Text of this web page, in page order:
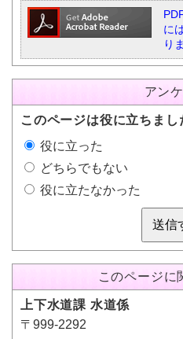
に
り
アン
このページは役に立ちまし
役に立った
どちらでもない
役に立たなかった
送信
このページに
上下水道課 水道係
〒999-2292